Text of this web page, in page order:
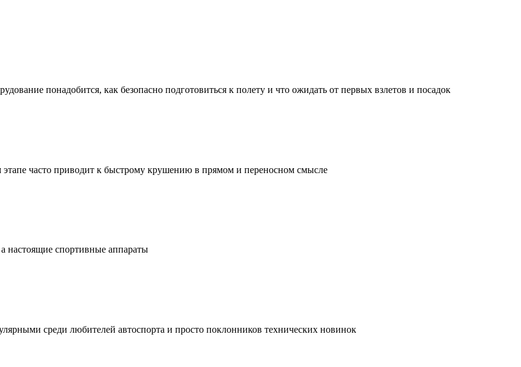
понадобится, как безопасно подготовиться к полету и что ожидать от первых взлетов и посадок
часто приводит к быстрому крушению в прямом и переносном смысле
настоящие спортивные аппараты
среди любителей автоспорта и просто поклонников технических новинок